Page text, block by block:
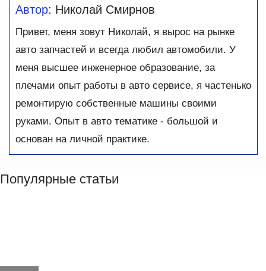
Автор: Николай Смирнов
Привет, меня зовут Николай, я вырос на рынке
авто запчастей и всегда любил автомобили. У
меня высшее инженерное образование, за
плечами опыт работы в авто сервисе, я частенько
ремонтирую собственные машины своими
руками. Опыт в авто тематике - большой и
основан на личной практике.
Популярные статьи